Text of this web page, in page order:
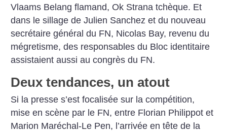
Vlaams Belang flamand, Ok Strana tchèque. Et
dans le sillage de Julien Sanchez et du nouveau
secrétaire général du FN, Nicolas Bay, revenu du
mégretisme, des responsables du Bloc identitaire
assistaient aussi au congrès du FN.
Deux tendances, un atout
Si la presse s’est focalisée sur la compétition,
mise en scène par le FN, entre Florian Philippot et
Marion Maréchal-Le Pen, l’arrivée en tête de la